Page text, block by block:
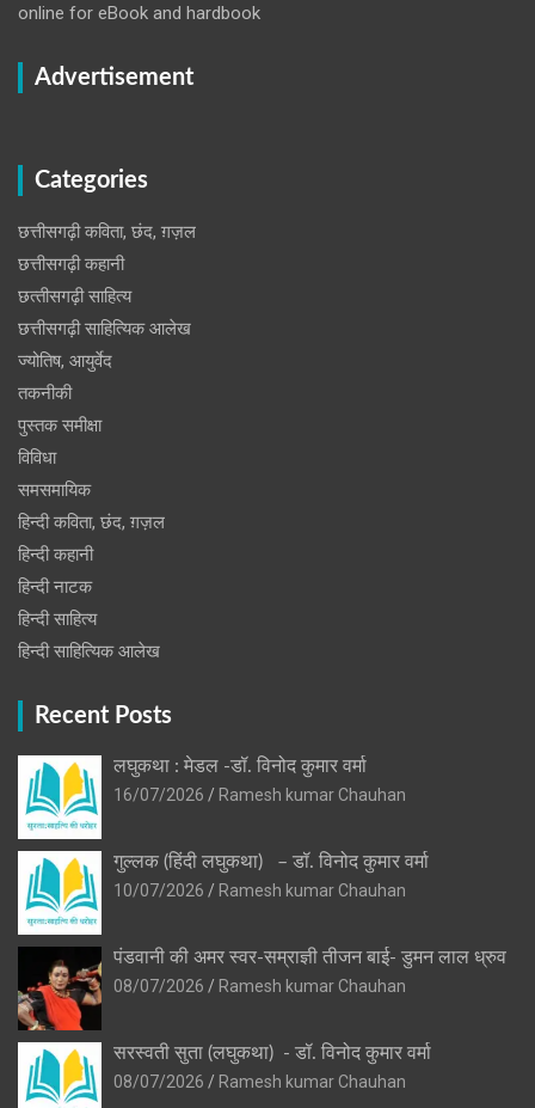
online for eBook and hardbook
Advertisement
Categories
छत्तीसगढ़ी कविता, छंद, ग़ज़ल
छत्तीसगढ़ी कहानी
छत्‍तीसगढ़ी साहित्‍य
छत्तीसगढ़ी साहित्यिक आलेख
ज्योतिष, आयुर्वेद
तकनीकी
पुस्‍तक समीक्षा
विविधा
समसमायिक
हिन्दी कविता, छंद, ग़ज़ल
हिन्दी कहानी
हिन्‍दी नाटक
हिन्दी साहित्य
हिन्दी साहित्यिक आलेख
Recent Posts
लघुकथा : मेडल -डॉ. विनोद कुमार वर्मा
16/07/2026
Ramesh kumar Chauhan
गुल्लक (हिंदी लघुकथा) – डॉ. विनोद कुमार वर्मा
10/07/2026
Ramesh kumar Chauhan
पंडवानी की अमर स्वर-सम्राज्ञी तीजन बाई- डुमन लाल ध्रुव
08/07/2026
Ramesh kumar Chauhan
सरस्वती सुता (लघुकथा) ​- डॉ. विनोद कुमार वर्मा
08/07/2026
Ramesh kumar Chauhan